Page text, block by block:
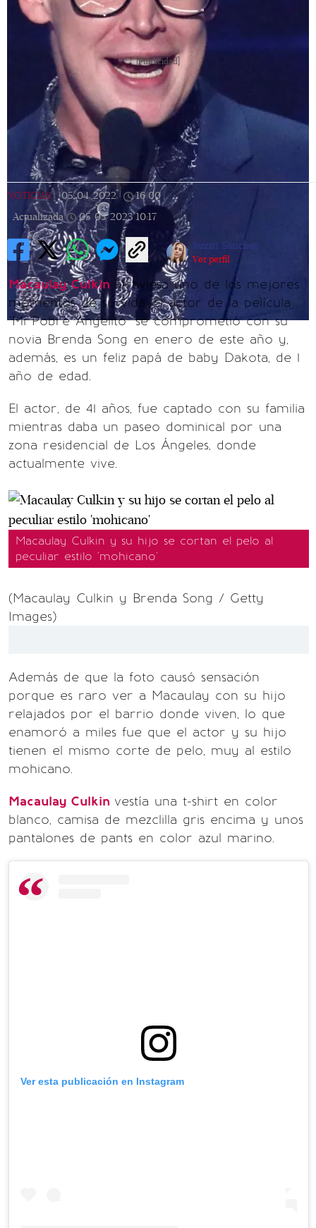
[Publicidad]
NOTICIAS | 05/04/2022 | 16:00
Actualizada
05/05/2023 10:17
Jatziri Sánchez
Ver perfil
Macaulay Culkin atraviesa uno de los mejores
momentos de su vida. El actor de la película
"Mi Pobre Angelito" se comprometió con su
novia Brenda Song en enero de este año y,
además, es un feliz papá de baby Dakota, de 1
año de edad.
El actor, de 41 años, fue captado con su familia
mientras daba un paseo dominical por una
zona residencial de Los Ángeles, donde
actualmente vive.
Macaulay Culkin y su hijo se cortan el pelo al
peculiar estilo 'mohicano'
(Macaulay Culkin y Brenda Song / Getty
Images)
Además de que la foto causó sensación
porque es raro ver a Macaulay con su hijo
relajados por el barrio donde viven, lo que
enamoró a miles fue que el actor y su hijo
tienen el mismo corte de pelo, muy al estilo
mohicano.
Macaulay Culkin vestía una t-shirt en color
blanco, camisa de mezclilla gris encima y unos
pantalones de pants en color azul marino.
Ver esta publicación en Instagram